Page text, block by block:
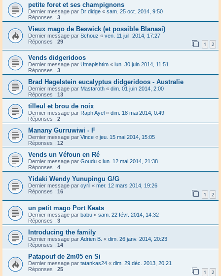
petite foret et ses champignons
Dernier message par Dr didge « sam. 25 oct. 2014, 9:50
Réponses : 3
Vieux mago de Beswick (et possible Blanasi)
Dernier message par Schouz « ven. 11 juil. 2014, 17:27
Réponses : 29 1 2
Vends didgeridoos
Dernier message par Utnapishtim « lun. 30 juin 2014, 11:51
Réponses : 3
Brad Hagelstein eucalyptus didgeridoos - Australie
Dernier message par Mastaroth « dim. 01 juin 2014, 2:00
Réponses : 13
tilleul et brou de noix
Dernier message par Raph Ayel « dim. 18 mai 2014, 0:49
Réponses : 2
Manany Gurruwiwi - F
Dernier message par Vince « jeu. 15 mai 2014, 15:05
Réponses : 12
Vends un Véfoun en Ré
Dernier message par Goudu « lun. 12 mai 2014, 21:38
Réponses : 4
Yidaki Wendy Yunupingu G/G
Dernier message par cyril « mer. 12 mars 2014, 19:26
Réponses : 16 1 2
un petit mago Port Keats
Dernier message par babu « sam. 22 févr. 2014, 14:32
Réponses : 3
Introducing the family
Dernier message par Adrien B. « dim. 26 janv. 2014, 20:23
Réponses : 14
Patapouf de 2m05 en Si
Dernier message par tatankas24 « dim. 29 déc. 2013, 20:21
Réponses : 25 1 2